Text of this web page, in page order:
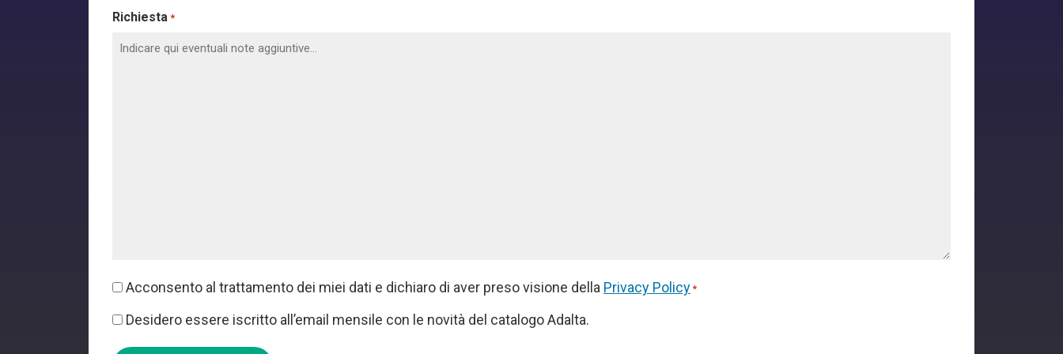
Richiesta *
Consenso
Acconsento al trattamento dei miei dati e dichiaro di aver preso visione della Privacy Policy*
Consenso
Desidero essere iscritto all’email mensile con le novità del catalogo Adalta.